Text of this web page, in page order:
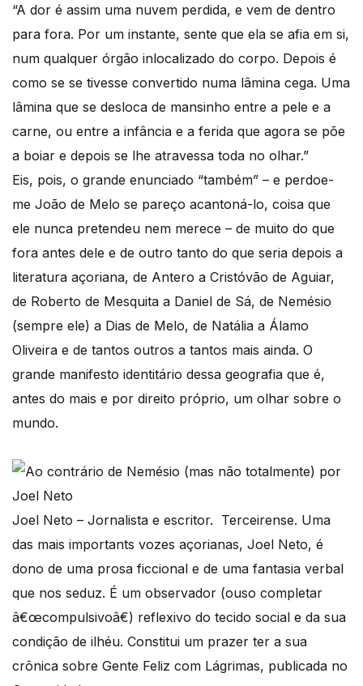
“A dor é assim uma nuvem perdida, e vem de dentro
para fora. Por um instante, sente que ela se afia em si,
num qualquer órgão inlocalizado do corpo. Depois é
como se se tivesse convertido numa lâmina cega. Uma
lâmina que se desloca de mansinho entre a pele e a
carne, ou entre a infância e a ferida que agora se põe
a boiar e depois se lhe atravessa toda no olhar.”
Eis, pois, o grande enunciado “também” – e perdoe-
me João de Melo se pareço acantoná-lo, coisa que
ele nunca pretendeu nem merece – de muito do que
fora antes dele e de outro tanto do que seria depois a
literatura açoriana, de Antero a Cristóvão de Aguiar,
de Roberto de Mesquita a Daniel de Sá, de Nemésio
(sempre ele) a Dias de Melo, de Natália a Álamo
Oliveira e de tantos outros a tantos mais ainda. O
grande manifesto identitário dessa geografia que é,
antes do mais e por direito próprio, um olhar sobre o
mundo.
Joel Neto – Jornalista e escritor. Terceirense. Uma
das mais importants vozes açorianas, Joel Neto, é
dono de uma prosa ficcional e de uma fantasia verbal
que nos seduz. É um observador (ouso completar
â€œcompulsivoâ€) reflexivo do tecido social e da sua
condição de ilhéu. Constitui um prazer ter a sua
crônica sobre Gente Feliz com Lágrimas, publicada no